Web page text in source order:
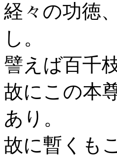
経々の功徳
し。
譬えば百千
故にこの本
あり。
故に暫くも